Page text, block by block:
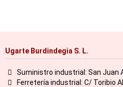
Ugarte Burdindegia S. L.
Suministro industrial: San Juan
Ferretería industrial: C/ Toribio